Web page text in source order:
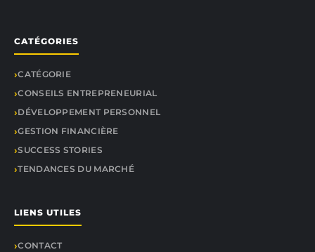
CATÉGORIES
CATÉGORIE
CONSEILS ENTREPRENEURIAL
DÉVELOPPEMENT PERSONNEL
GESTION FINANCIÈRE
SUCCESS STORIES
TENDANCES DU MARCHÉ
LIENS UTILES
CONTACT